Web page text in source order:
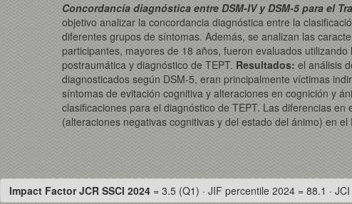
Concordancia diagnóstica entre DSM-IV y DSM-5 para el
objetivo analizar la concordancia diagnóstica entre la
diferentes grupos de síntomas. Además, se analizan las
participantes, mayores de 18 años, fueron evaluados
postraumática y diagnóstico de TEPT. Resultados: el análisis
diagnosticados según DSM-5, eran principalmente víctimas
síntomas de evitación cognitiva y alteraciones en cognición y
clasificaciones para el diagnóstico de TEPT. Las diferencias
(alteraciones negativas cognitivas y del estado del ánimo) en el
Impact Factor JCR SSCI 2024 = 3.5 (Q1) · JIF percentile 2024 = 88.1 ·